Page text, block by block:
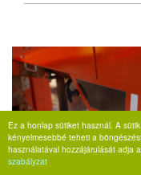
Ez a honlap sütiket használ. A
kényelmesebbé teheti a
használatával hozzájárulását adja
szabályzat